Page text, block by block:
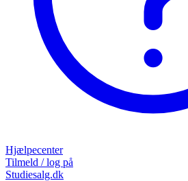
Hjælpecenter
Tilmeld / log på
Studiesalg.dk